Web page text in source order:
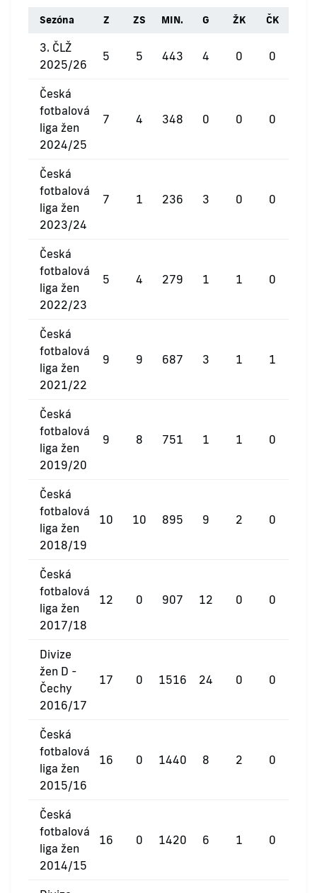
Sezóna Z ZS MIN. G ŽK ČK
3. ČLŽ
2025/26
5 5 443 4 0 0
Česká
fotbalová
liga žen
2024/25
7 4 348 0 0 0
Česká
fotbalová
liga žen
2023/24
7 1 236 3 0 0
Česká
fotbalová
liga žen
2022/23
5 4 279 1 1 0
Česká
fotbalová
liga žen
2021/22
9 9 687 3 1 1
Česká
fotbalová
liga žen
2019/20
9 8 751 1 1 0
Česká
fotbalová
liga žen
2018/19
10 10 895 9 2 0
Česká
fotbalová
liga žen
2017/18
12 0 907 12 0 0
Divize
žen D -
Čechy
2016/17
17 0 1516 24 0 0
Česká
fotbalová
liga žen
2015/16
16 0 1440 8 2 0
Česká
fotbalová
liga žen
2014/15
16 0 1420 6 1 0